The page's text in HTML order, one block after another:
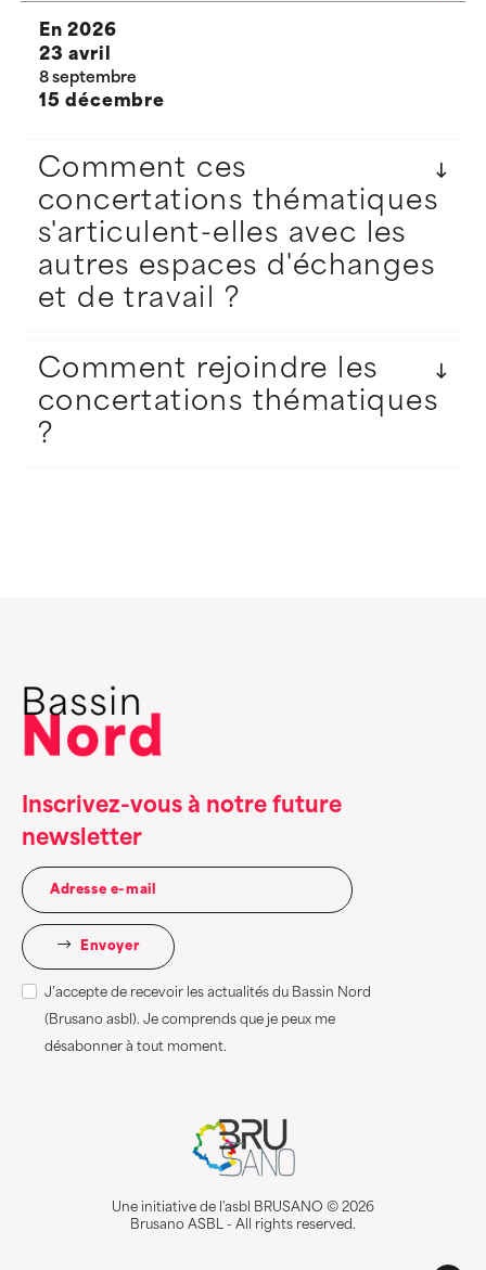
En 2026
23 avril
8 septembre
15 décembre
Comment ces
concertations thématiques
s'articulent-elles avec les
autres espaces d'échanges
et de travail ?
Comment rejoindre les
concertations thématiques
?
Inscrivez-vous à notre future
newsletter
Envoyer
J’accepte de recevoir les actualités du Bassin Nord
(Brusano asbl). Je comprends que je peux me
désabonner à tout moment.
Une initiative de l'asbl BRUSANO © 2026
Brusano ASBL - All rights reserved.